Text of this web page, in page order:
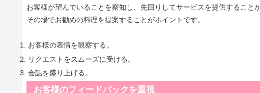
お客様が望んでいることを察知し、先回りしてサービスを提供すること
その場でお勧めの料理を提案することがポイントです。
お客様の表情を観察する。
リクエストをスムーズに受ける。
会話を盛り上げる。
お客様のフィードバックを重視